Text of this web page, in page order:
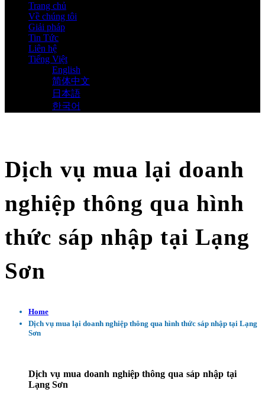
Trang chủ
Về chúng tôi
Giải pháp
Tin Tức
Liên hệ
Tiếng Việt
English
简体中文
日本語
한국어
Dịch vụ mua lại doanh
nghiệp thông qua hình
thức sáp nhập tại Lạng
Sơn
Home
Dịch vụ mua lại doanh nghiệp thông qua hình thức sáp nhập tại Lạng
Sơn
Dịch vụ mua doanh nghiệp thông qua sáp nhập tại
Lạng Sơn